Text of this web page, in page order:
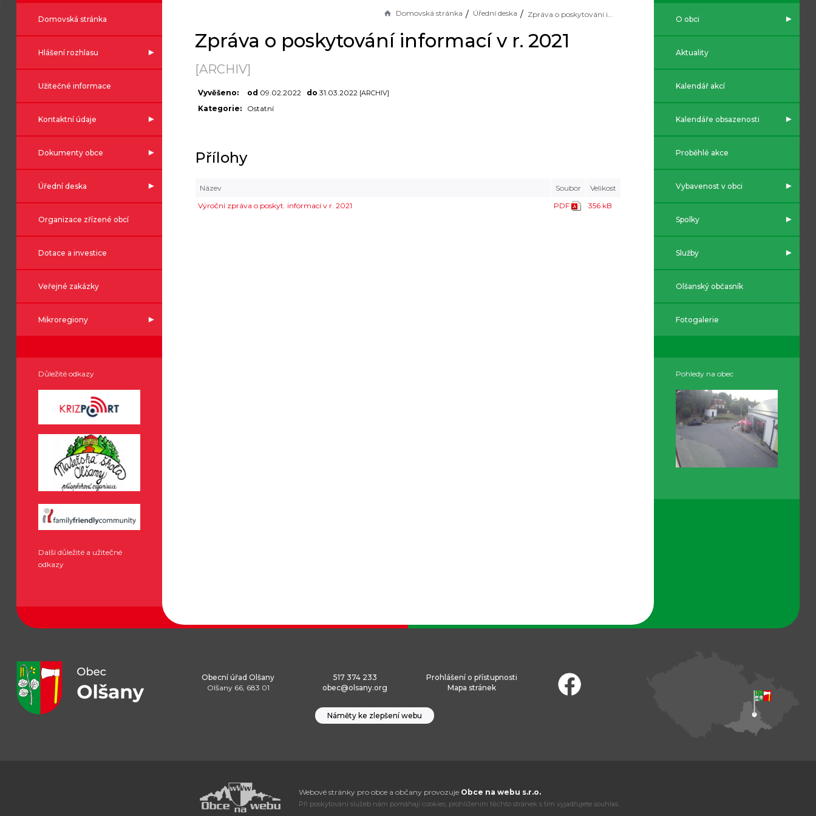
Domovská stránka
Hlášení rozhlasu
Užitečné informace
Kontaktní údaje
Dokumenty obce
Úřední deska
Organizace zřízené obcí
Dotace a investice
Veřejné zakázky
Mikroregiony
Důležité odkazy
Další důležité a užitečné
odkazy
Domovská stránka Úřední deska Zpráva o poskytování informací v r. 2021
Zpráva o poskytování informací v r. 2021
[ARCHIV]
Vyvěšeno: od 09.02.2022 do 31.03.2022 [ARCHIV]
Kategorie: Ostatní
Přílohy
Název Soubor
Velikost
Výroční zpráva o poskyt. informací v r. 2021
PDF 356 kB
O obci
Aktuality
Kalendář akcí
Kalendáře obsazenosti
Proběhlé akce
Vybavenost v obci
Spolky
Služby
Olšanský občasník
Fotogalerie
Pohledy na obec
Obecní úřad Olšany
Olšany 66, 683 01
517 374 233
obec@olsany.org
Prohlášení o přístupnosti
Mapa stránek
Náměty ke zlepšení webu
Webové stránky pro obce a občany provozuje Obce na webu s.r.o.
Při poskytování služeb nám pomáhají cookies, prohlížením těchto stránek s tím vyjadřujete souhlas.